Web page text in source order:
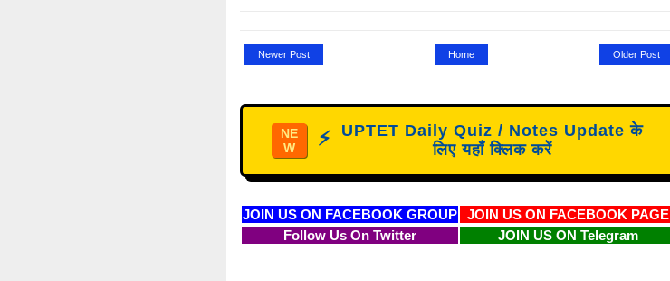
Newer Post Older Post
Home
NE
W
⚡
UPTET Daily Quiz / Notes Update के
लिए यहाँ क्लिक करें
JOIN US ON FACEBOOK GROUP
JOIN US ON FACEBOOK PAGE
Follow Us On Twitter
JOIN US ON Telegram